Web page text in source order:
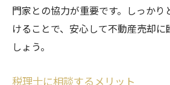
門家との協力が重要です。しっかり
けることで、安心して不動産売却
しょう。
税理士に相談するメリット